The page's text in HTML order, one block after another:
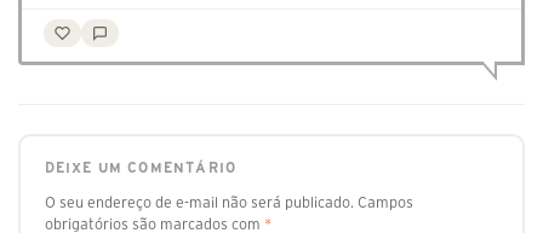
DEIXE UM COMENTÁRIO
O seu endereço de e-mail não será publicado. Campos
obrigatórios são marcados com *